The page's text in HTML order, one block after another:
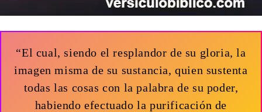
“El cual, siendo el resplandor de su gloria, la
imagen misma de su sustancia, quien sustenta
todas las cosas con la palabra de su poder,
habiendo efectuado la purificación de